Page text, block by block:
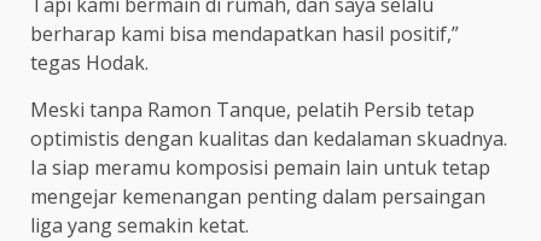
berharap kami bisa mendapatkan hasil positif,”
tegas Hodak.
Meski tanpa Ramon Tanque, pelatih Persib tetap
optimistis dengan kualitas dan kedalaman skuadnya.
Ia siap meramu komposisi pemain lain untuk tetap
mengejar kemenangan penting dalam persaingan
liga yang semakin ketat.